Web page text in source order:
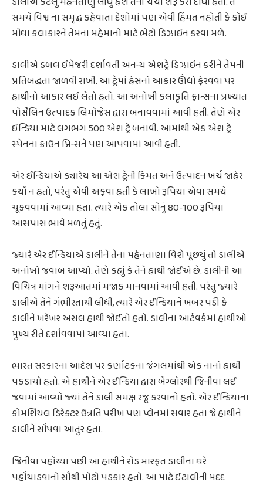
સમયે વિશ્વ ના સમૃદ્ધ કહેવાતા દેશોમાં પણ એવી હિંમત નહોતી કે કોઈ
મોંઘા કલાકારને તેમના મહેમાનો માટે ભેટો ડિઝાઇન કરવા મળે.
ડાલીએ ડબલ ઈમેજરી દર્શાવતી અનન્ય એશટ્રે ડિઝાઇન કરીને તેમની
પ્રતિબદ્ધતા જાળવી રાખી. આ ટ્રેમાં હંસનો આકાર ઊંધો ફેરવવા પર
હાથીનો આકાર લઈ લેતો હતો. આ અનોખી કલાકૃતિ ફ્રાન્સના પ્રખ્યાત
પોર્સેલિન ઉત્પાદક લિમોજેસ દ્વારા બનાવવામાં આવી હતી. તેણે એર
ઈન્ડિયા માટે લગભગ 500 એશ ટ્રે બનાવી. આમાંથી એક એશ ટ્રે
સ્પેનના ક્રાઉન પ્રિન્સને પણ આપવામાં આવી હતી.
એર ઈન્ડિયાએ ક્યારેય આ એશ ટ્રેની કિંમત અને ઉત્પાદન ખર્ચ જાહેર
કર્યો ન હતો, પરંતુ એવી અફવા હતી કે લાખો રૂપિયા એવા સમયે
ચૂકવવામાં આવ્યા હતા. ત્યારે એક તોલા સોનું 80-100 રૂપિયા
આસપાસ ભાવે મળતું હતું.
જ્યારે એર ઈન્ડિયાએ ડાલીને તેના મહેનતાણા વિશે પૂછ્યું તો ડાલીએ
અનોખો જવાબ આપ્યો. તેણે કહ્યું કે તેને હાથી જોઈએ છે. ડાલીની આ
વિચિત્ર માંગને શરૂઆતમાં મજાક માનવામાં આવી હતી. પરંતુ જ્યારે
ડાલીએ તેને ગંભીરતાથી લીધી, ત્યારે એર ઈન્ડિયાને ખબર પડી કે
ડાલીને ખરેખર અસલ હાથી જોઈતો હતો. ડાલીના આર્ટવર્કમાં હાથીઓ
મુખ્ય રીતે દર્શાવવામાં આવ્યા હતા.
ભારત સરકારના આદેશ પર કર્ણાટકના જંગલમાંથી એક નાનો હાથી
પકડાયો હતો. એ હાથીને એર ઈન્ડિયા દ્વારા બેંગ્લોરથી જિનીવા લઈ
જવામાં આવ્યો જ્યાં તેને ડાલી સમક્ષ રજૂ કરવાનો હતો. એર ઈન્ડિયાના
કોમર્શિયલ ડિરેક્ટર ઉન્નતિ પરીખ પણ પ્લેનમાં સવાર હતા જે હાથીને
ડાલીને સોંપવા આતુર હતા.
જિનીવા પહોંચ્યા પછી આ હાથીને રોડ મારફત ડાલીના ઘરે
પહોંચાડવાનો સૌથી મોટો પડકાર હતો. આ માટે ઈટાલીની મદદ